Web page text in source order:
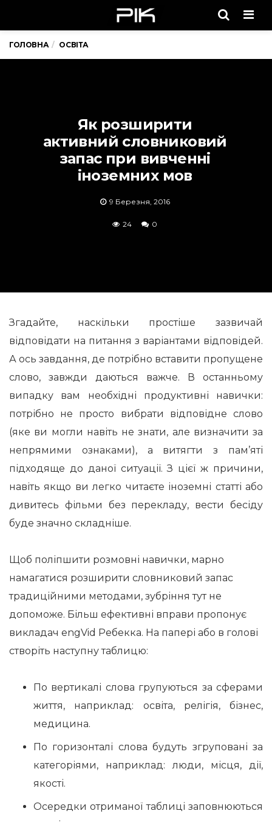
ГОЛОВНА ОСВІТА
Як розширити
активний словниковий
запас при вивченні
іноземних мов
9 Березня, 2016
24 0
Згадайте, наскільки простіше зазвичай
відповідати на питання з варіантами відповідей.
А ось завдання, де потрібно вставити пропущене
слово, завжди даються важче. В останньому
випадку вам необхідні продуктивні навички:
потрібно не просто вибрати відповідне слово
(яке ви могли навіть не знати, але визначити за
непрямими ознаками), а витягти з пам’яті
підходяще до даної ситуації. З цієї ж причини,
навіть якщо ви легко читаєте іноземні статті або
дивитесь фільми без перекладу, вести бесіду
буде значно складніше.
Щоб поліпшити розмовні навички, марно
намагатися розширити словниковий запас
традиційними методами, зубріння тут не
допоможе. Більш ефективні вправи пропонує
викладач engVid Ребекка. На папері або в голові
створіть наступну таблицю:
По вертикалі слова групуються за сферами
життя, наприклад: освіта, релігія, бізнес,
медицина.
По горизонталі слова будуть згруповані за
категоріями, наприклад: люди, місця, дії,
якості.
Осередки отриманої таблиці заповнюються